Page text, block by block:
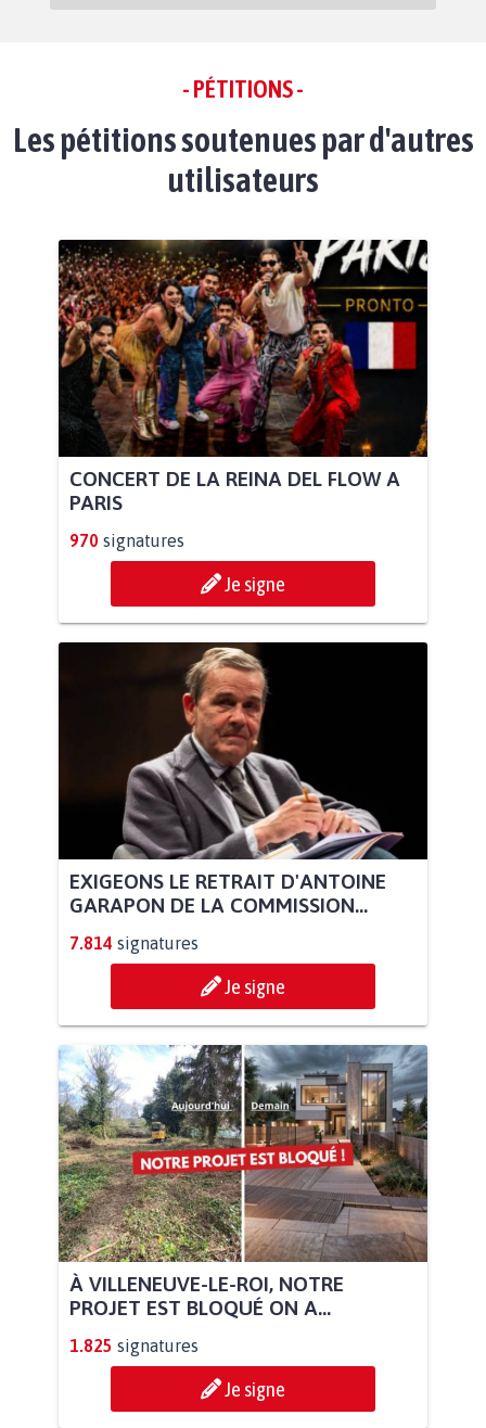
- PÉTITIONS -
Les pétitions soutenues par d'autres
utilisateurs
CONCERT DE LA REINA DEL FLOW A
PARIS
970 signatures
Je signe
EXIGEONS LE RETRAIT D'ANTOINE
GARAPON DE LA COMMISSION...
7.814 signatures
Je signe
À VILLENEUVE-LE-ROI, NOTRE
PROJET EST BLOQUÉ ON A...
1.825 signatures
Je signe